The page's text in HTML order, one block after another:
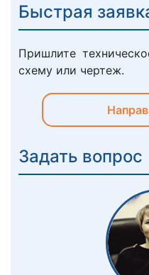
Быстрая
Пришлите
схему или чертеж.
Задать вопрос